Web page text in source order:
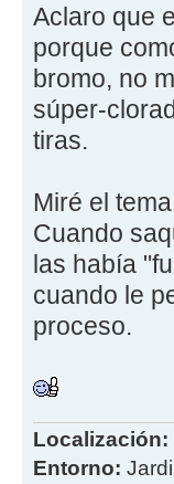
Aclaro que
porque
bromo, no
súper-
tiras.
Miré el
Cuando
las había
cuando le
proceso.
Localización:
Entorno: